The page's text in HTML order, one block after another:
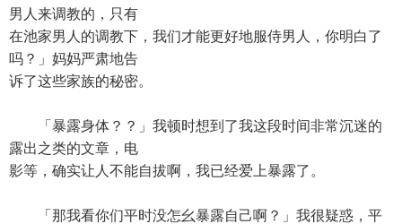
男人来调教的，只有
在池家男人的调教下，我们才能更好地服侍男人，你明白了
吗？」妈妈严肃地告
诉了这些家族的秘密。
「暴露身体？？」我顿时想到了我这段时间非常沉迷的
露出之类的文章，电
影等，确实让人不能自拔啊，我已经爱上暴露了。
「那我看你们平时没怎幺暴露自己啊？」我很疑惑，平